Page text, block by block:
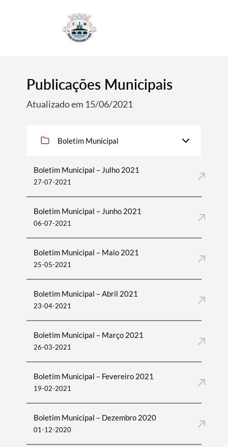
Publicações Municipais
Atualizado em 15/06/2021
Boletim Municipal
Boletim Municipal – Julho 2021
27-07-2021
Boletim Municipal – Junho 2021
06-07-2021
Boletim Municipal – Maio 2021
25-05-2021
Boletim Municipal – Abril 2021
23-04-2021
Boletim Municipal – Março 2021
26-03-2021
Boletim Municipal – Fevereiro 2021
19-02-2021
Boletim Municipal – Dezembro 2020
01-12-2020